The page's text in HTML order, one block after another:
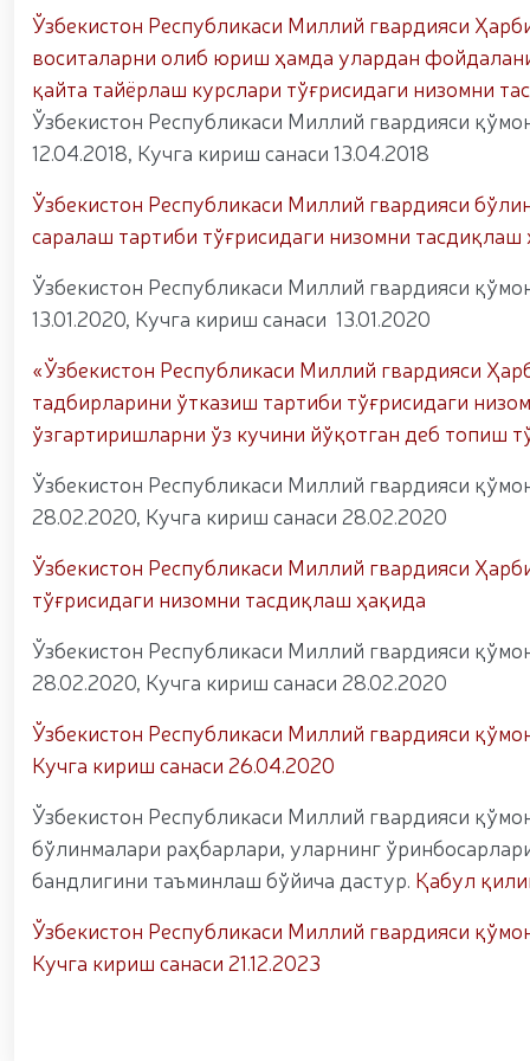
– миллий ғурур ва ватанпарварлик манбаи //
яқиндан танишди. //Миллий гвардия
“Ҳарбий таълим тизимида илм-фан ва
конференцияси ташкил этилди. // Миллий
оширди. // Самарқанд ва Бухоро вилояталарида
оширилди. // Ёшлар сиёсатига оид устувор
ҳуқуқни муҳофаза қилиш органларининг Қўл
жисмоний ва маънавий тайёргарлигини
Тизим фидойилари ҳурмат ва эҳтиром билан
Ватанпарварлик ойлиги доирасидаги
Қуролли Кучларимиз ташкил этилганининг
ўтказилди / / Миллий гвардия қўмондонининг
муносабати билан байрам табриги / /
куни муносабати билан гвардиячилар хизмат
Марказий девони ҳудудида бунёд этилган
Республикаси Президентининг “Ўзбекистон
билан ҳарбий хизматчилар ва ҳуқуқни
Шавкат Мирзиёев Хавфсизлик кенгашининг
барпо этилган йирик қувватли когенерация
маданият ва туризмнинг йирик марказига
андозаси асосида янада ривожлантирилади / /
томонидан (ҳттпс://телегра.пҳ/
ноқонуний-равишда-олиб-кетаётган-12-16),
шаҳрида гвардиячилар томонидан
sertifikatlanmagan-pirotexnika-buyumlari-olib-
(https://telegra.ph/Fargona-viloyatida-
Ихтисослаштирилган ўқув марказида
мажмуасида “Ўзбекистон отлари” нуфузли
кириш истагини билдирган номзодларни
чиқиш борасида олимпия ва паралимпия
раислигида, камондан (паракамондан) отиш
бошқармаси аёл ҳарбий хизматчилари
биринчи ўринни эгаллашди / / Олий Мажлис
очиқ мулоқот / / Миллий гвардия
кўргазмали машғулот ташкил этилди / /
аппаратларини қўллаш истиқболлари”
вақтида жамоат тартиби ҳамда фуқаролар
Ўзбекистон Республикаси Миллий гвардияси
воситаларни олиб юриш ҳамда улардан
қайта тайёрлаш курслари тўғрисидаги низомни
Ўзбекистон Республикаси Миллий гвардияси
12.04.2018, Кучга кириш санаси 13.04.2018
Ўзбекистон Республикаси Миллий гвардияси
саралаш тартиби тўғрисидаги низомни тасдиқлаш
Ўзбекистон Республикаси Миллий гвардияси
13.01.2020, Кучга кириш санаси 13.01.2020
«Ўзбекистон Республикаси Миллий гвардияси
тадбирларини ўтказиш тартиби тўғрисидаги
ўзгартиришларни ўз кучини йўқотган деб топиш
Ўзбекистон Республикаси Миллий гвардияси
28.02.2020, Кучга кириш санаси 28.02.2020
Ўзбекистон Республикаси Миллий гвардияси
тўғрисидаги низомни тасдиқлаш ҳақида
Ўзбекистон Республикаси Миллий гвардияси
28.02.2020, Кучга кириш санаси 28.02.2020
Ўзбекистон Республикаси Миллий гвардияси
Кучга кириш санаси 26.04.2020
Ўзбекистон Республикаси Миллий гвардияси
бўлинмалари раҳбарлари, уларнинг
бандлигини таъминлаш бўйича дастур. Қабул
Ўзбекистон Республикаси Миллий гвардияси
Кучга кириш санаси 21.12.2023